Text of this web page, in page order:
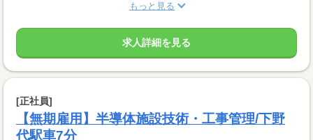
もっと見る
求人詳細を見る
[正社員]
【無期雇用】半導体施設技術・工事管理/下野
代駅車7分